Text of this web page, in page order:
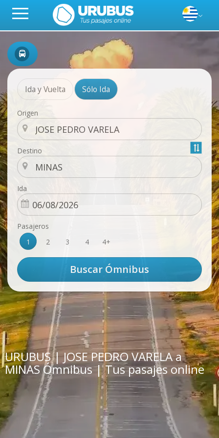
Ida y Vuelta Sólo Ida
Origen
Destino
Ida
Pasajeros
1
2 3 4 4+
URUBUS | JOSE PEDRO VARELA a
MINAS Ómnibus | Tus pasajes online